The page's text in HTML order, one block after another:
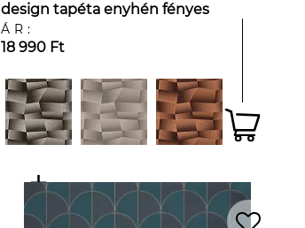
design tapéta enyhén fényes
fehér és szürke színvilágban
ÁR:
18 990 Ft